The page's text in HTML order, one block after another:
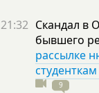
21:32 Скандал в
бывшего
рассылке
9